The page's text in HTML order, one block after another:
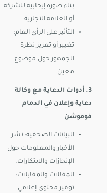
بناء صورة إيجابية للشركة
أو العلامة التجارية.
التأثير على الرأي العام:
تغيير أو تعزيز نظرة
الجمهور حول موضوع
معين.
3. أدوات الدعاية مع وكالة
دعاية وإعلان في الدمام
فوموشن
البيانات الصحفية: نشر
الأخبار والمعلومات حول
الإنجازات والابتكارات.
المقالات والمقابلات:
توفير محتوى إعلامي